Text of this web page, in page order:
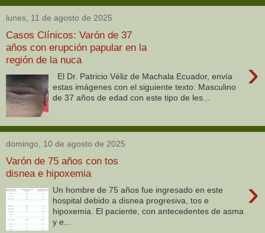
lunes, 11 de agosto de 2025
Casos Clínicos: Varón de 37
años con erupción papular en la
región de la nuca
›
El Dr. Patricio Véliz de Machala Ecuador, envía
estas imágenes con el siguiente texto: Masculino
de 37 años de edad con este tipo de les...
domingo, 10 de agosto de 2025
Varón de 75 años con tos
disnea e hipoxemia
›
Un hombre de 75 años fue ingresado en este
hospital debido a disnea progresiva, tos e
hipoxemia. El paciente, con antecedentes de asma
y e...